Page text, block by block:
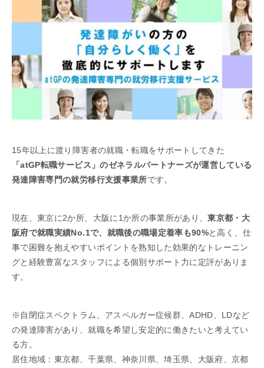
15年以上に渡り障害者の就職・転職をサポートしてきた
「atGP転職サービス」のゼネラルパートナーズが運営している
発達障害専門の就労移行支援事業所です。
現在、東京に2か所、大阪に1か所の事業所があり、東京都・大
阪府で就職実績No.1で、就職後の職場定着率も90%と高く、仕
事で困難を抱えやすいポイントを熟知した効果的なトレーニン
グと経験豊富なスタッフによる個別サポート力に定評がありま
す。
※自閉症スペクトラム、アスペルガー症候群、ADHD、LDなど
の発達障害があり、就職を希望し安定的に働きたいと考えてい
る方。
居住地域：東京都、千葉県、神奈川県、埼玉県、大阪府、京都